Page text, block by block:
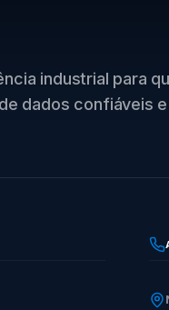
industrial para
dados confiáveis